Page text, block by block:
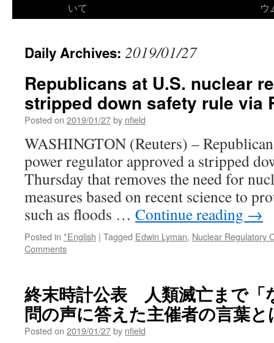
いて
ウ
Daily Archives: 2019/01/27
Republicans at U.S. nuclear
stripped down safety rule via
Posted on 2019/01/27by nfield
WASHINGTON (Reuters) –
power regulator approved a stripped
Thursday that removes the need for
measures based on recent science to
such as floods … Continue reading →
Posted in *English | Tagged Edwin Lyman, Nuclear Regulatory
Comments
終末時計公表 人類滅亡まで
問の声に答えた主催者の言葉
Posted on 2019/01/27by nfield